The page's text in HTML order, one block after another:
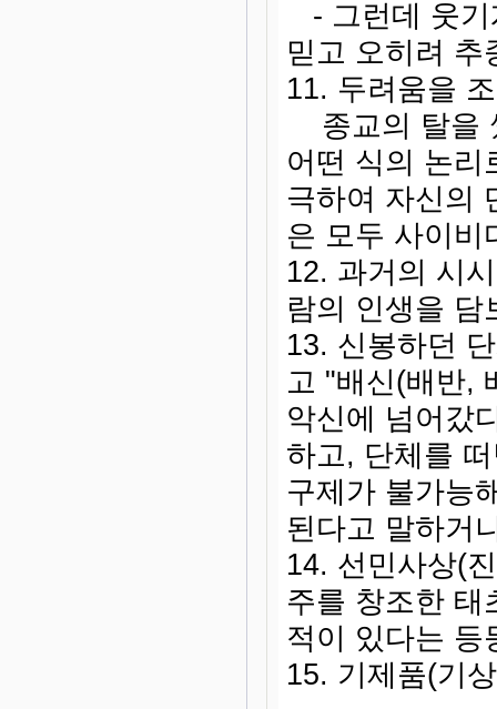
- 그런데 웃기
믿고 오히려 추
11. 두려움을
종교의 탈을
어떤 식의 논리
극하여 자신의
은 모두 사이비
12. 과거의 시
람의 인생을
13. 신봉하던
고 "배신(배반,
악신에 넘어갔
하고, 단체를
구제가 불가능
된다고 말하거
14. 선민사상(
주를 창조한 태
적이 있다는 등
15. 기제품(기